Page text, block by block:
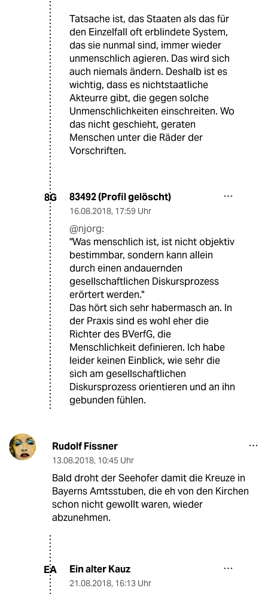
Tatsache ist, das Staaten als das für
den Einzelfall oft erblindete System,
das sie nunmal sind, immer wieder
unmenschlich agieren. Das wird sich
auch niemals ändern. Deshalb ist es
wichtig, dass es nichtstaatliche
Akteurre gibt, die gegen solche
Unmenschlichkeiten einschreiten. Wo
das nicht geschieht, geraten
Menschen unter die Räder der
Vorschriften.
8G 83492 (Profil gelöscht)
16.08.2018, 17:59 Uhr
@njorg:
"Was menschlich ist, ist nicht objektiv
bestimmbar, sondern kann allein
durch einen andauernden
gesellschaftlichen Diskursprozess
erörtert werden."
Das hört sich sehr habermasch an. In
der Praxis sind es wohl eher die
Richter des BVerfG, die
Menschlichkeit definieren. Ich habe
leider keinen Einblick, wie sehr die
sich am gesellschaftlichen
Diskursprozess orientieren und an ihn
gebunden fühlen.
Rudolf Fissner
13.08.2018, 10:45 Uhr
Bald droht der Seehofer damit die Kreuze in
Bayerns Amtsstuben, die eh von den Kirchen
schon nicht gewollt waren, wieder
abzunehmen.
EA Ein alter Kauz
21.08.2018, 16:13 Uhr